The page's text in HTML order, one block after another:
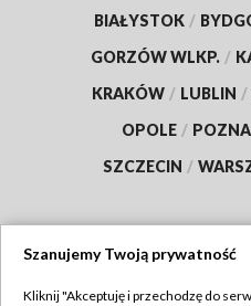
BIAŁYSTOK /
GORZÓW WLKP. /
KRAKÓW / LUBLIN /
OPOLE /
SZCZECIN /
Szanujemy Twoją prywatność
Kliknij "Akceptuję i przechodzę do